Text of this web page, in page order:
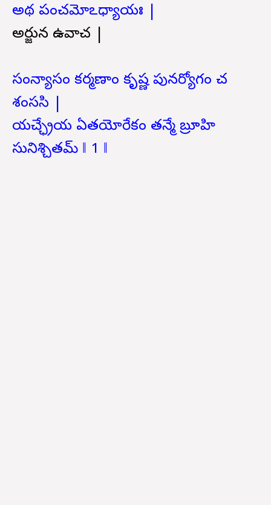
అథ పంచమోఽధ్యాయః |
అర్జున ఉవాచ |
సంన్యాసం కర్మణాం కృష్ణ పునర్యోగం చ
శంససి |
యచ్ఛ్రేయ ఏతయోరేకం తన్మే బ్రూహి
సునిశ్చితమ్ ‖ 1 ‖